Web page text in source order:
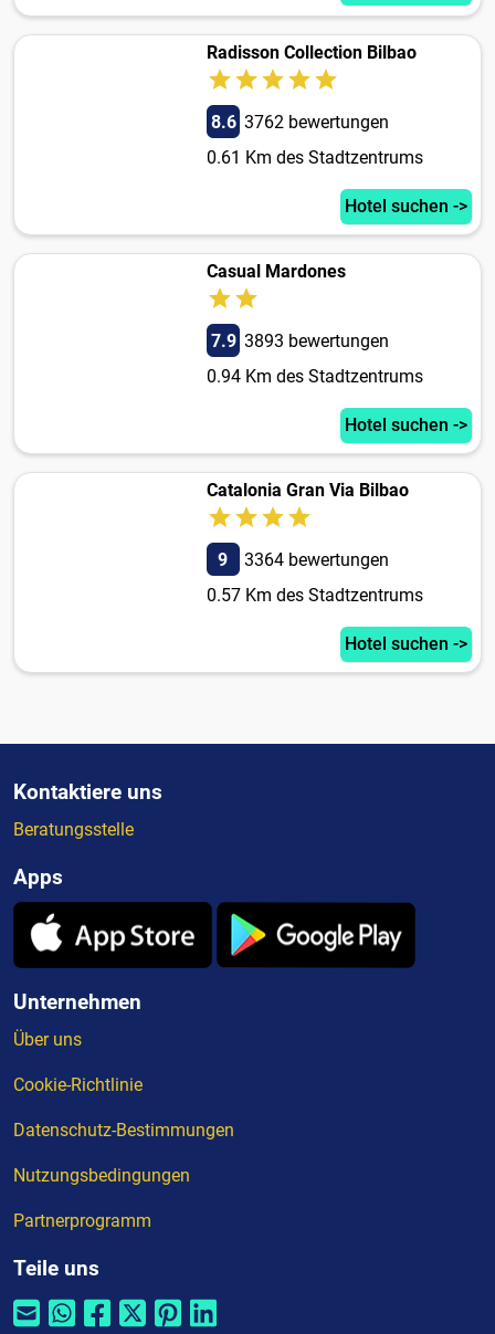
Radisson Collection Bilbao
8.6 3762 bewertungen
0.61 Km des Stadtzentrums
Hotel suchen ->
Casual Mardones
7.9 3893 bewertungen
0.94 Km des Stadtzentrums
Hotel suchen ->
Catalonia Gran Via Bilbao
9
3364 bewertungen
0.57 Km des Stadtzentrums
Hotel suchen ->
Kontaktiere uns
Beratungsstelle
Apps
Unternehmen
Über uns
Cookie-Richtlinie
Datenschutz-Bestimmungen
Nutzungsbedingungen
Partnerprogramm
Teile uns